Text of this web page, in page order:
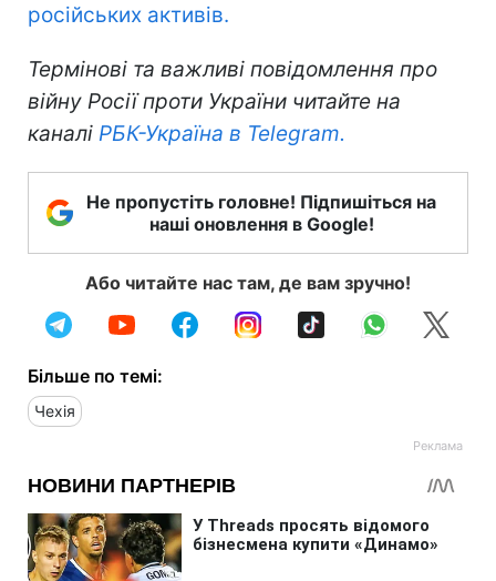
російських активів.
Термінові та важливі повідомлення про
війну Росії проти України читайте на
каналі РБК-Україна в Telegram.
Не пропустіть головне! Підпишіться на
наші оновлення в Google!
Або читайте нас там, де вам зручно!
Більше по темі:
Чехія